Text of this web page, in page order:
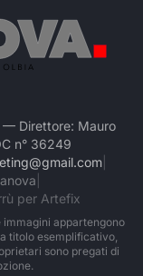
— Direttore: Mauro
n° 36249
per Artefix
appartengono
titolo esemplificativo,
sono pregati di